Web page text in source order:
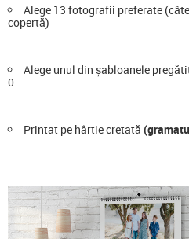
Alege 13 fotografii preferate
copertă)
Alege unul din șabloanele
0
Printat pe hârtie cretată